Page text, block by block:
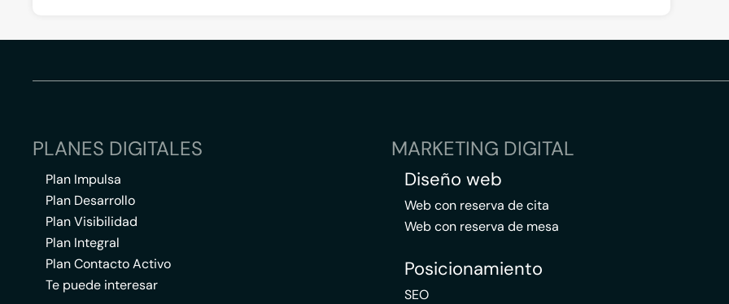
PLANES DIGITALES
Plan Impulsa
Plan Desarrollo
Plan Visibilidad
Plan Integral
Plan Contacto Activo
Te puede interesar
MARKETING DIGITAL
Diseño web
Web con reserva de cita
Web con reserva de mesa
Posicionamiento
SEO